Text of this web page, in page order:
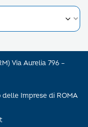
Via Aurelia 796 –
delle Imprese di ROMA